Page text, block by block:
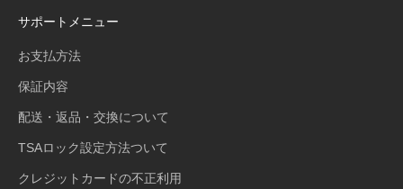
サポートメニュー
お支払方法
保証内容
配送・返品・交換について
TSAロック設定方法ついて
クレジットカードの不正利用